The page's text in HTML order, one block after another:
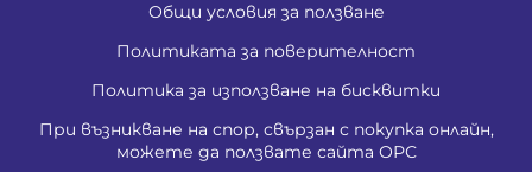
Общи условия за ползване
Политиката за поверителност
Политика за използване на бисквитки
При възникване на спор, свързан с покупка онлайн,
можете да ползвате сайта ОРС